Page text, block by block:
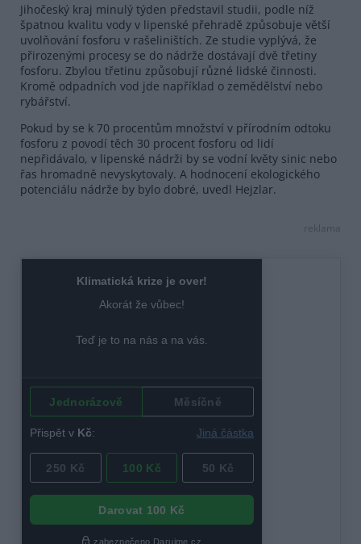
Jihočeský kraj minulý týden představil studii, podle níž
špatnou kvalitu vody v lipenské přehradě způsobuje větší
uvolňování fosforu v rašeliništích. Ze studie vyplývá, že
přirozenými procesy se do nádrže dostávají dvě třetiny
fosforu. Zbylou třetinu způsobují různé lidské činnosti.
Kromě odpadních vod jde například o zemědělství nebo
rybářství.
Pokud by se k 70 procentům množství v přírodním odtoku
fosforu z povodí těch 30 procent fosforu od lidí
nepřidávalo, v lipenské nádrži by se vodní květy sinic nebo
řas hromadně nevyskytovaly. A hodnocení ekologického
potenciálu nádrže by bylo dobré, uvedl Hejzlar.
reklama